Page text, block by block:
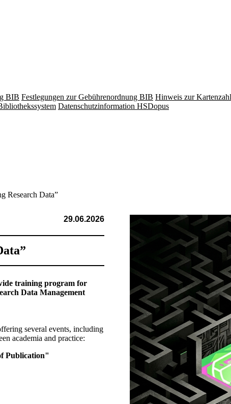
BIB Festlegungen zur Gebührenordnung BIB Hinweis zur
Datenschutzinformation HSDopus
Research Data”
29.06.2026
training program for
Data Management
several events, including
academia and practice:
Publication"